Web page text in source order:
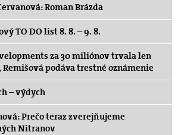
Roman Brázda
TO DO list 8. 8. – 9. 8.
za 30 miliónov trvala len
podáva trestné oznámenie
– výdych
Prečo teraz zverejňujeme
Nitranov